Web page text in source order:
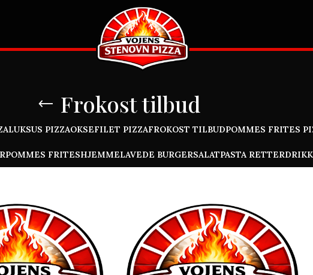
Frokost tilbud
LUKSUS PIZZAOKSEFILET PIZZAFROKOST TILBUDPOMMES FRITES
POMMES FRITESHJEMMELAVEDE BURGERSALATPASTA RETTER